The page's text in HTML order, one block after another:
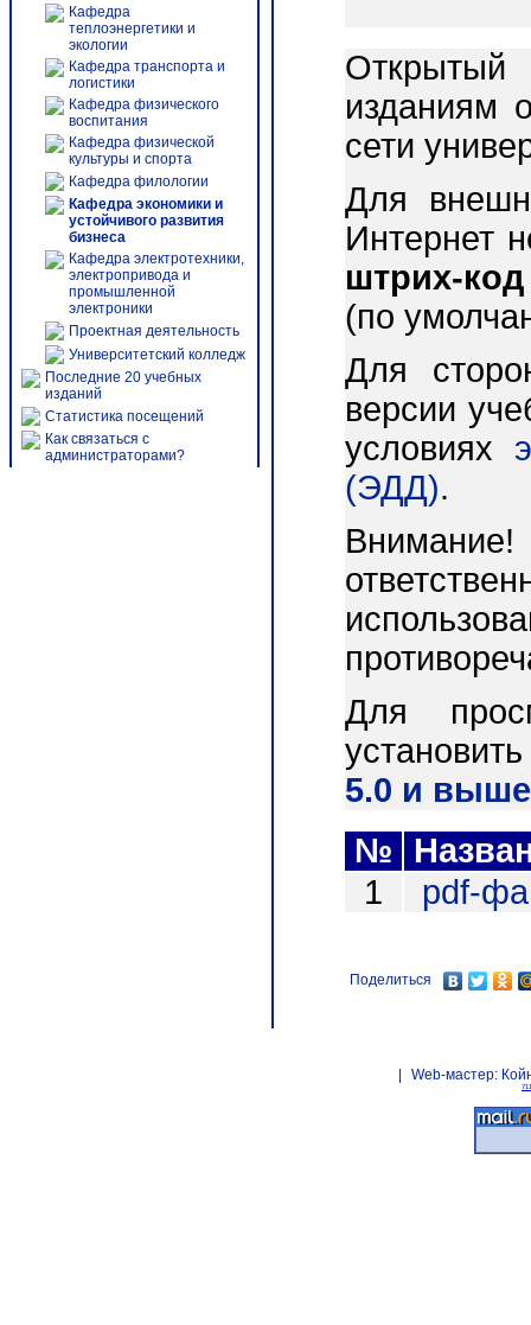
Кафедра
теплоэнергетики и
экологии
Кафедра транспорта и
логистики
Кафедра физического
воспитания
Кафедра физической
культуры и спорта
Кафедра филологии
Кафедра экономики и
устойчивого развития
бизнеса
Кафедра электротехники,
электропривода и
промышленной
электроники
Проектная деятельность
Университетский колледж
Последние 20 учебных
изданий
Статистика посещений
Как связаться с
администраторами?
Открытый
изданиям
сети
Для
Интернет
штрих-код
(по
Для
версии
условиях
(ЭДД).
Для
5.0 и
№
1
pdf-
Поделиться
Web-мастер: